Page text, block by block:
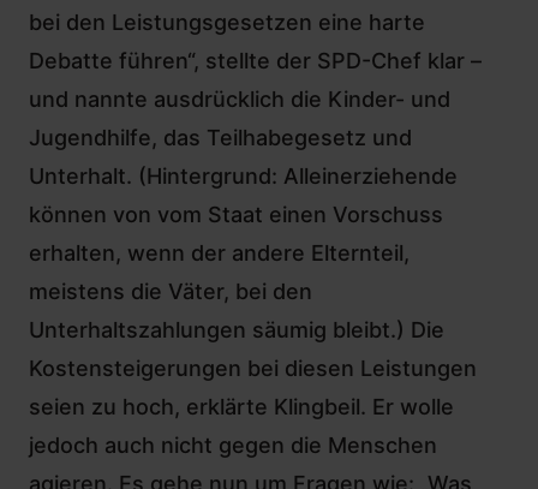
bei den Leistungsgesetzen eine harte
Debatte führen“, stellte der SPD-Chef klar –
und nannte ausdrücklich die Kinder- und
Jugendhilfe, das Teilhabegesetz und
Unterhalt. (Hintergrund: Alleinerziehende
können von vom Staat einen Vorschuss
erhalten, wenn der andere Elternteil,
meistens die Väter, bei den
Unterhaltszahlungen säumig bleibt.) Die
Kostensteigerungen bei diesen Leistungen
seien zu hoch, erklärte Klingbeil. Er wolle
jedoch auch nicht gegen die Menschen
agieren. Es gehe nun um Fragen wie: „Was